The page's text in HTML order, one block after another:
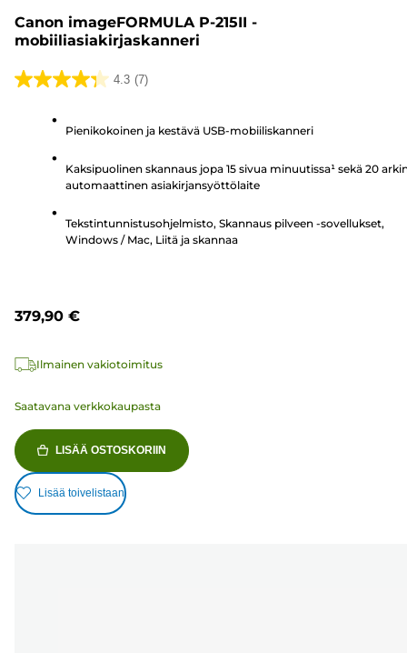
Canon imageFORMULA P-215II -
mobiiliasiakirjaskanneri
4.3 (7)
4.3/5
arvostelua
Pienikokoinen ja kestävä USB-mobiiliskanneri
Kaksipuolinen skannaus jopa 15 sivua minuutissa¹ sekä 20
automaattinen asiakirjansyöttölaite
Tekstintunnistusohjelmisto, Skannaus pilveen -sovellukset,
Windows / Mac, Liitä ja skannaa
379,90 €
Ilmainen vakiotoimitus
Saatavana verkkokaupasta
LISÄÄ OSTOSKORIIN
Lisää toivelistaan